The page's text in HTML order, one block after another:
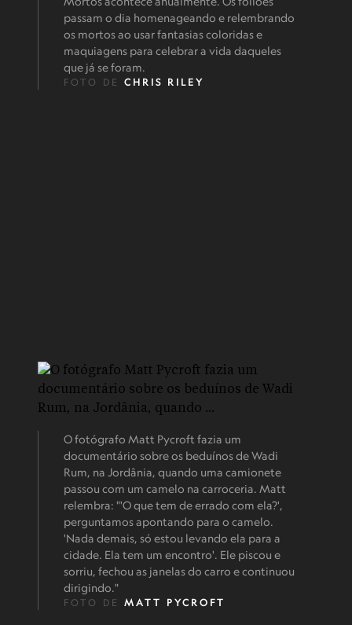
passam o dia homenageando e relembrando
os mortos ao usar fantasias coloridas e
maquiagens para celebrar a vida daqueles
que já se foram.
FOTO DE CHRIS RILEY
O fotógrafo Matt Pycroft fazia um
documentário sobre os beduínos de Wadi
Rum, na Jordânia, quando uma camionete
passou com um camelo na carroceria. Matt
relembra: "'O que tem de errado com ela?',
perguntamos apontando para o camelo.
'Nada demais, só estou levando ela para a
cidade. Ela tem um encontro'. Ele piscou e
sorriu, fechou as janelas do carro e continuou
dirigindo."
FOTO DE MATT PYCROFT